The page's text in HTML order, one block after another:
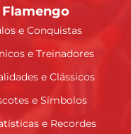
e Conquistas
e Treinadores
e Clássicos
e Símbolos
e Recordes